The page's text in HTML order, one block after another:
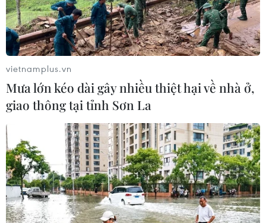
vietnamplus.vn
Mưa lớn kéo dài gây nhiều thiệt hại về nhà ở,
giao thông tại tỉnh Sơn La